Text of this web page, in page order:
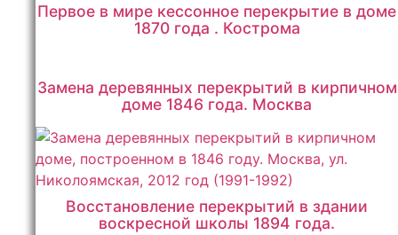
Первое в мире кессонное перекрытие в доме
1870 года . Кострома
Замена деревянных перекрытий в кирпичном
доме 1846 года. Москва
Восстановление перекрытий в здании
воскресной школы 1894 года.